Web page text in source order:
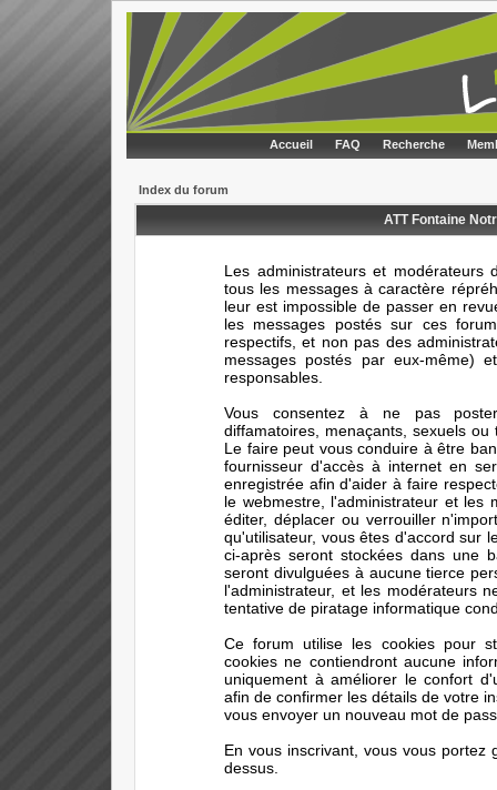
Accueil FAQ Recherche
Index du forum
ATT Fontaine
Les administrateurs et
tous les messages à caractère
leur est impossible de passer en
les messages postés sur ces
respectifs, et non pas des
messages postés par eux-même)
responsables.
Vous consentez à ne pas
diffamatoires, menaçants, sexuels
Le faire peut vous conduire à être
fournisseur d'accès à internet en
enregistrée afin d'aider à faire
le webmestre, l'administrateur et les
éditer, déplacer ou verrouiller
qu'utilisateur, vous êtes d'accord sur
ci-après seront stockées dans une
seront divulguées à aucune tierce
l'administrateur, et les modérateurs
tentative de piratage informatique
Ce forum utilise les cookies pour
cookies ne contiendront aucune
uniquement à améliorer le confort
afin de confirmer les détails de votre
vous envoyer un nouveau mot de
En vous inscrivant, vous vous
dessus.